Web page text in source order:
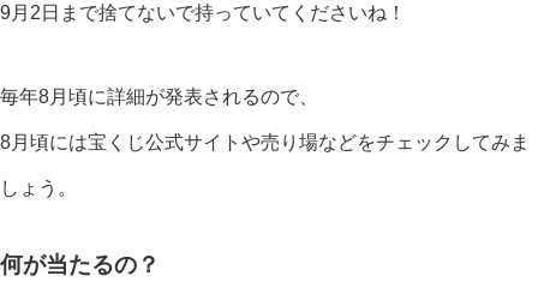
9月2日まで捨てないで持っていてくださいね！
毎年8月頃に詳細が発表されるので、
8月頃には宝くじ公式サイトや売り場などをチェックしてみま
しょう。
何が当たるの？